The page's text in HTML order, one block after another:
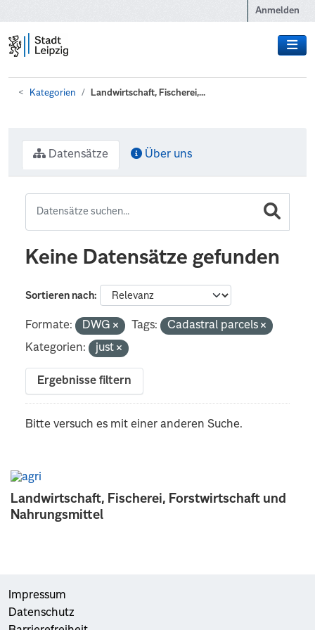
Anmelden
Kategorien Landwirtschaft, Fischerei,...
Landwirtschaft, Fischerei, Forstwirtschaft und
Nahrungsmittel
Datensätze Über uns
Keine Datensätze gefunden
Sortieren nach
Formate: DWG Tags:
Cadastral parcels
Kategorien:
just
Ergebnisse filtern
Bitte versuch es mit einer anderen Suche.
Impressum
Datenschutz